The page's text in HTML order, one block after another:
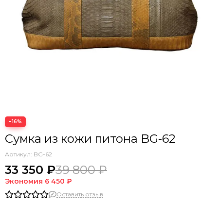
−16%
Сумка из кожи питона BG-62
Артикул: BG-62
33 350 ₽39 800 ₽
Экономия 6 450 ₽
Оставить отзыв